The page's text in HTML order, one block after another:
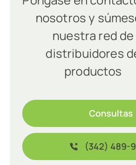
nosotros y
nuestra red de
distribuidores
productos
Consultas
(342) 489-